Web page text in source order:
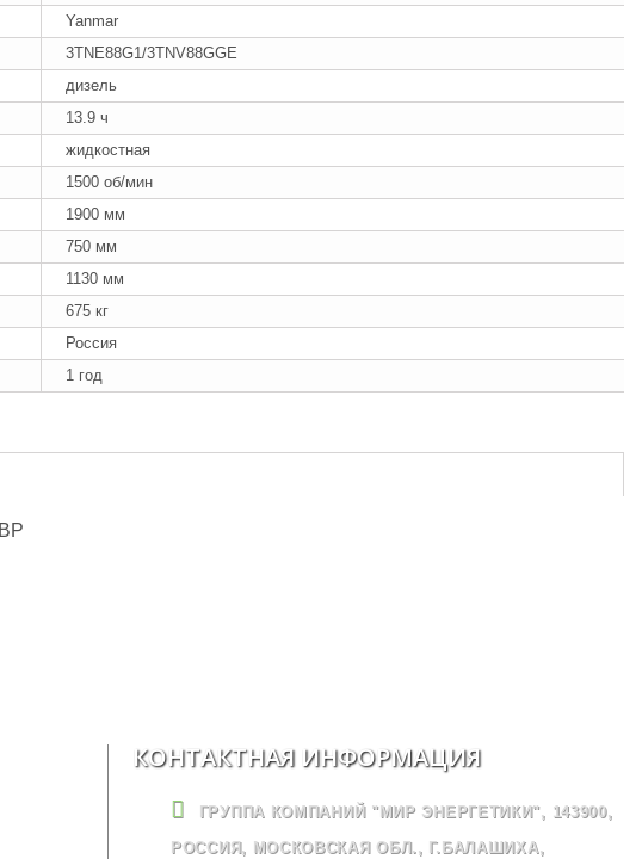
Yanmar
3TNE88G1/3TNV88GGE
дизель
13.9 ч
жидкостная
1500 об/мин
1900 мм
750 мм
1130 мм
675 кг
Россия
1 год
КОНТАКТНАЯ ИНФОРМАЦИЯ
ГРУППА КОМПАНИЙ "МИР ЭНЕРГЕТИКИ", 143900,
РОССИЯ, МОСКОВСКАЯ ОБЛ., Г.БАЛАШИХА,